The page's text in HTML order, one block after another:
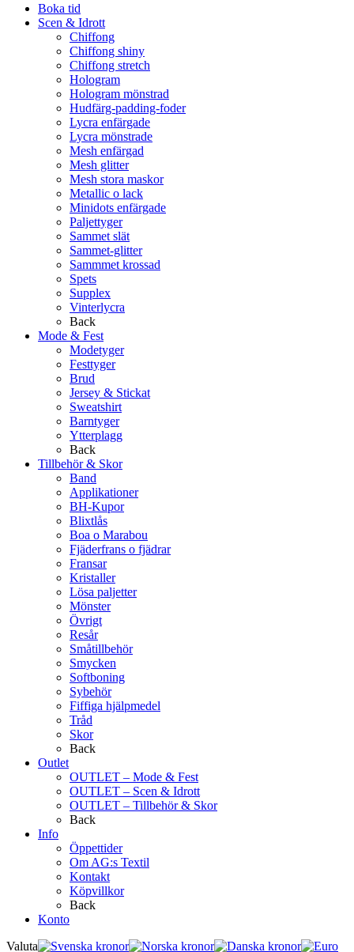
Boka tid
Scen & Idrott
Chiffong
Chiffong shiny
Chiffong stretch
Hologram
Hologram mönstrad
Hudfärg-padding-foder
Lycra enfärgade
Lycra mönstrade
Mesh enfärgad
Mesh glitter
Mesh stora maskor
Metallic o lack
Minidots enfärgade
Paljettyger
Sammet slät
Sammet-glitter
Sammmet krossad
Spets
Supplex
Vinterlycra
Back
Mode & Fest
Modetyger
Festtyger
Brud
Jersey & Stickat
Sweatshirt
Barntyger
Ytterplagg
Back
Tillbehör & Skor
Band
Applikationer
BH-Kupor
Blixtlås
Boa o Marabou
Fjäderfrans o fjädrar
Fransar
Kristaller
Lösa paljetter
Mönster
Övrigt
Resår
Småtillbehör
Smycken
Softboning
Sybehör
Fiffiga hjälpmedel
Tråd
Skor
Back
Outlet
OUTLET – Mode & Fest
OUTLET – Scen & Idrott
OUTLET – Tillbehör & Skor
Back
Info
Öppettider
Om AG:s Textil
Kontakt
Köpvillkor
Back
Konto
Valuta